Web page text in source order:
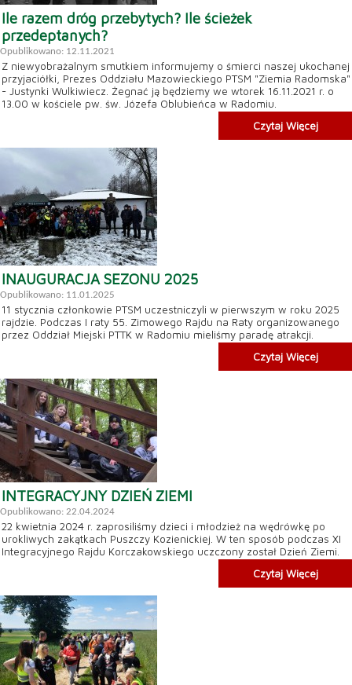
Ile razem dróg przebytych? Ile ścieżek
przedeptanych?
Opublikowano: 12.11.2021
Z niewyobrażalnym smutkiem informujemy o śmierci naszej ukochanej
przyjaciółki, Prezes Oddziału Mazowieckiego PTSM "Ziemia Radomska"
- Justynki Wulkiwiecz. Żegnać ją będziemy we wtorek 16.11.2021 r. o
13.00 w kościele pw. św. Józefa Oblubieńca w Radomiu.
Czytaj Więcej
INAUGURACJA SEZONU 2025
Opublikowano: 11.01.2025
11 stycznia członkowie PTSM uczestniczyli w pierwszym w roku 2025
rajdzie. Podczas I raty 55. Zimowego Rajdu na Raty organizowanego
przez Oddział Miejski PTTK w Radomiu mieliśmy paradę atrakcji.
Czytaj Więcej
INTEGRACYJNY DZIEŃ ZIEMI
Opublikowano: 22.04.2024
22 kwietnia 2024 r. zaprosiliśmy dzieci i młodzież na wędrówkę po
urokliwych zakątkach Puszczy Kozienickiej. W ten sposób podczas XI
Integracyjnego Rajdu Korczakowskiego uczczony został Dzień Ziemi.
Czytaj Więcej